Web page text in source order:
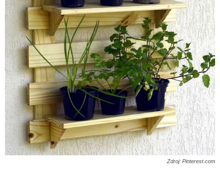
Zdroj: Pinterest.com